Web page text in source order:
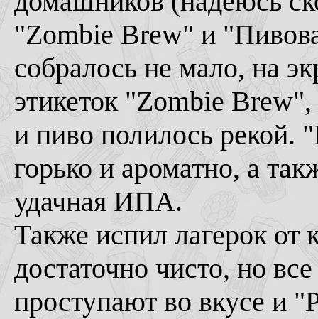
"Zombie Brew" и
собралось не мало, на
этикеток "Zombie
и пиво полилось рекой.
горько и ароматно, а
удачная ИПА.
Также испил лагерок
достаточно чисто, но
проступают во вкусе и